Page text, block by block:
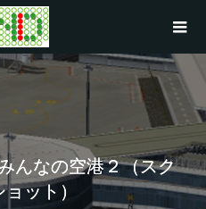
んなの空港２（スク
ット）